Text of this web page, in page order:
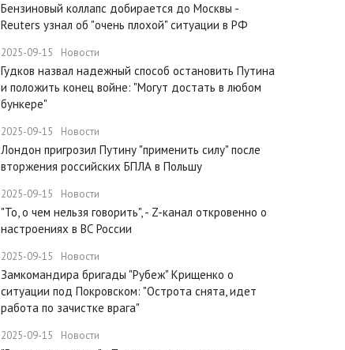
​Бензиновый коллапс добирается до Москвы -
Reuters узнал об "очень плохой" ситуации в РФ
2025-09-15 Новости
Гудков назвал надежный способ остановить Путина
и положить конец войне: "Могут достать в любом
бункере"
2025-09-15 Новости
Лондон пригрозил Путину "применить силу" после
вторжения российских БПЛА в Польшу
2025-09-15 Новости
"То, о чем нельзя говорить", - Z-канал откровенно о
настроениях в ВС России
2025-09-15 Новости
Замкомандира бригады "Рубеж" Крищенко​ о
ситуации под Покровском: "Острота снята, идет
работа по зачистке врага"
2025-09-15 Новости